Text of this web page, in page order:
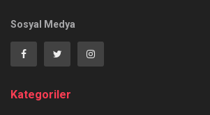
Sosyal Medya
Kategoriler